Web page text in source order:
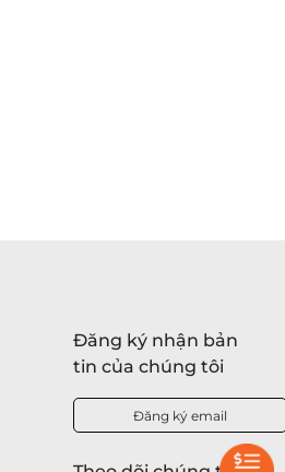
Đăng ký nhận bản
tin của chúng tôi
Đăng ký email